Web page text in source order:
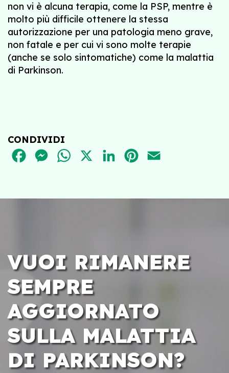
non vi è alcuna terapia, come la PSP, mentre è
molto più difficile ottenere la stessa
autorizzazione per una patologia meno grave,
non fatale e per cui vi sono molte terapie
(anche se solo sintomatiche) come la malattia
di Parkinson.
CONDIVIDI
FACEBOOKMESSENGER
WHATSAPPLINKEDINPINTEREST
VUOI RIMANERE
SEMPRE
AGGIORNATO
SULLA MALATTIA
DI PARKINSON?